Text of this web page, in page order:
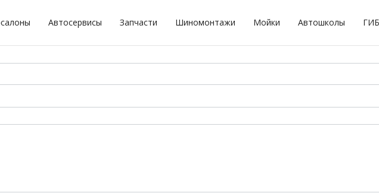
Автосервисы Запчасти Шиномонтажи Мойки Автошколы